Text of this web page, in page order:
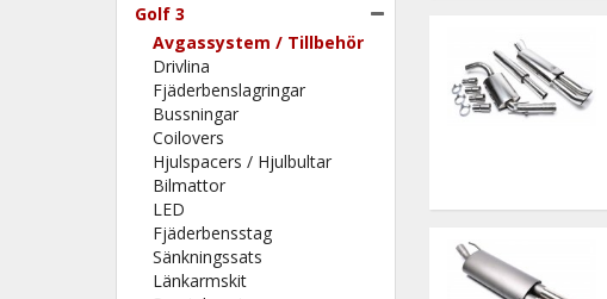
Golf 3
Avgassystem / Tillbehör
Drivlina
Fjäderbenslagringar
Bussningar
Coilovers
Hjulspacers / Hjulbultar
Bilmattor
LED
Fjäderbensstag
Sänkningssats
Länkarmskit